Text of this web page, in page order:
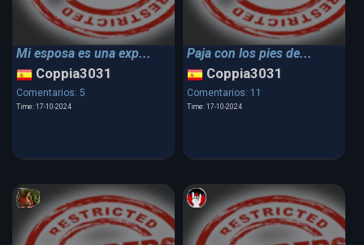
Mi esposa es una exp...
Coppia3031
Comentarios: 5
Time: 17-10-2024
Paja con los pies de...
Coppia3031
Comentarios: 11
Time: 17-10-2024